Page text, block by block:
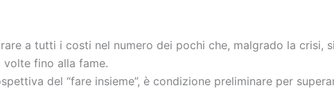
a tutti i costi nel numero dei pochi che, malgrado la crisi,
volte fino alla fame.
del “fare insieme”, è condizione preliminare per